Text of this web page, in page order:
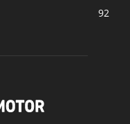
92